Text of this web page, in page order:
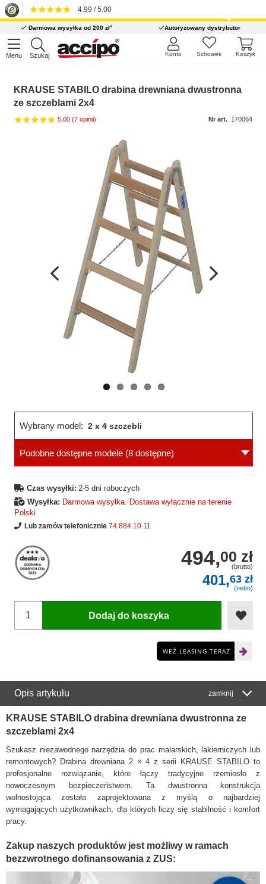
4.99 / 5.00
Darmowa wysyłka od 200 zł* Autoryzowany dystrybutor
Menu Szukaj Koszyk
Schowek
Konto
KRAUSE STABILO drabina drewniana dwustronna
ze szczeblami 2x4
5,00 (7 opinii) Nr art. 170064
Wcześniejsza
Wybrany model: 2 x 4 szczebli
Podobne dostępne modele (8 dostępne)
Czas wysyłki: 2-5 dni roboczych
Wysyłka: Darmowa wysyłka. Dostawa wyłącznie na terenie
Polski
Lub zamów telefonicznie 74 884 10 11
494,00 zł
(brutto)
401,63 zł
(netto)
Dodaj do koszyka
WEŹ LEASING TERAZ
Opis artykułu zamknij
KRAUSE STABILO drabina drewniana dwustronna ze
szczeblami 2x4
Szukasz niezawodnego narzędzia do prac malarskich, lakierniczych lub
remontowych? Drabina drewniana 2 × 4 z serii KRAUSE STABILO to
profesjonalne rozwiązanie, które łączy tradycyjne rzemiosło z
nowoczesnym bezpieczeństwem. Ta dwustronna konstrukcja
wolnostojąca została zaprojektowana z myślą o najbardziej
wymagających użytkownikach, dla których liczy się stabilność i komfort
pracy.
Zakup naszych produktów jest możliwy w ramach
bezzwrotnego dofinansowania z ZUS: